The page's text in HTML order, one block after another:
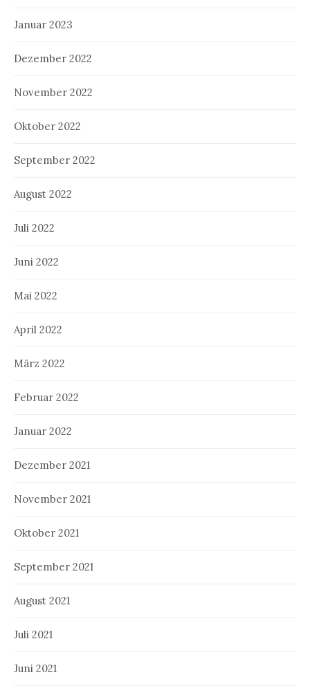
Januar 2023
Dezember 2022
November 2022
Oktober 2022
September 2022
August 2022
Juli 2022
Juni 2022
Mai 2022
April 2022
März 2022
Februar 2022
Januar 2022
Dezember 2021
November 2021
Oktober 2021
September 2021
August 2021
Juli 2021
Juni 2021